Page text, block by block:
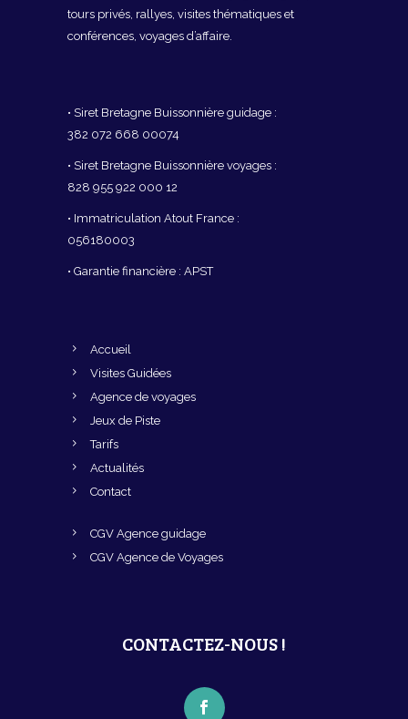
tours privés, rallyes, visites thématiques et
conférences, voyages d’affaire.
• Siret Bretagne Buissonnière guidage :
382 072 668 00074
• Siret Bretagne Buissonnière voyages :
828 955 922 000 12
• Immatriculation Atout France :
056180003
• Garantie financière : APST
Accueil
Visites Guidées
Agence de voyages
Jeux de Piste
Tarifs
Actualités
Contact
CGV Agence guidage
CGV Agence de Voyages
CONTACTEZ-NOUS !